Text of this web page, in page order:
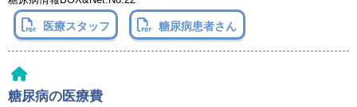
医療スタッフ 糖尿病患者さん
糖尿病の医療費